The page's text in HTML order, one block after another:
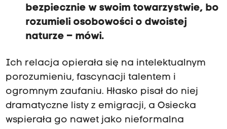
bezpiecznie w swoim towarzystwie, bo
rozumieli osobowości o dwoistej
naturze – mówi.
Ich relacja opierała się na intelektualnym
porozumieniu, fascynacji talentem i
ogromnym zaufaniu. Hłasko pisał do niej
dramatyczne listy z emigracji, a Osiecka
wspierała go nawet jako nieformalna